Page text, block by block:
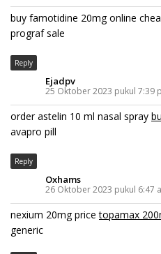
buy famotidine 20mg online
prograf sale
Reply
Ejadpv
25 Oktober 2023 pukul 7:39
order astelin 10 ml nasal spray
avapro pill
Reply
Oxhams
26 Oktober 2023 pukul 6:47
nexium 20mg pricetopamax
generic